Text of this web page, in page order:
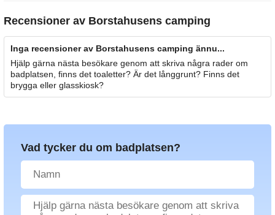
Recensioner av Borstahusens camping
Inga recensioner av Borstahusens camping ännu...
Hjälp gärna nästa besökare genom att skriva några rader om
badplatsen, finns det toaletter? Är det långgrunt? Finns det
brygga eller glasskiosk?
Vad tycker du om badplatsen?